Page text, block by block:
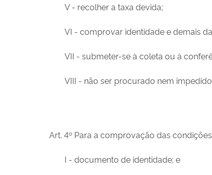
V - recolher a taxa devida;
VI - comprovar identidade e demais
VII - submeter-se à coleta ou à
VIII - não ser procurado nem
Art. 4º Para a comprovação das
I - documento de identidade; e